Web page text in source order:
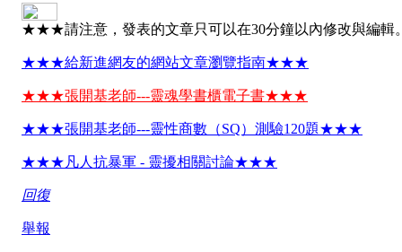
★★★請注意，發表的文章只可以在30分鐘以內修改與編
★★★給新進網友的網站文章瀏覽指南★★★
★★★張開基老師---靈魂學書櫃電子書★★★
★★★張開基老師---靈性商數（SQ）測驗120題★★★
★★★凡人抗暴軍 - 靈擾相關討論★★★
回復
舉報